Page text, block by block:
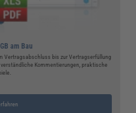
am Bau
Vertragsabschluss bis zur Vertragserfüllung
Kommentierungen, praktische